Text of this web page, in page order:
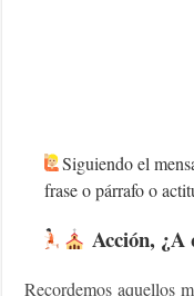
Siguiendoel
frase o párrafo o
Acción, ¿A
Recordemos aquellos